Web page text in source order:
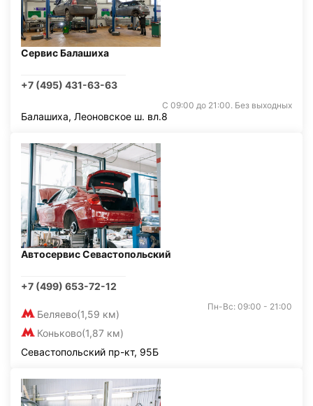
Сервис Балашиха
+7 (495) 431-63-63
С 09:00 до 21:00. Без выходных
Балашиха, Леоновское ш. вл.8
Автосервис Севастопольский
+7 (499) 653-72-12
Беляево(1,59 км)
Коньково(1,87 км)
Пн-Вс: 09:00 - 21:00
Севастопольский пр-кт, 95Б